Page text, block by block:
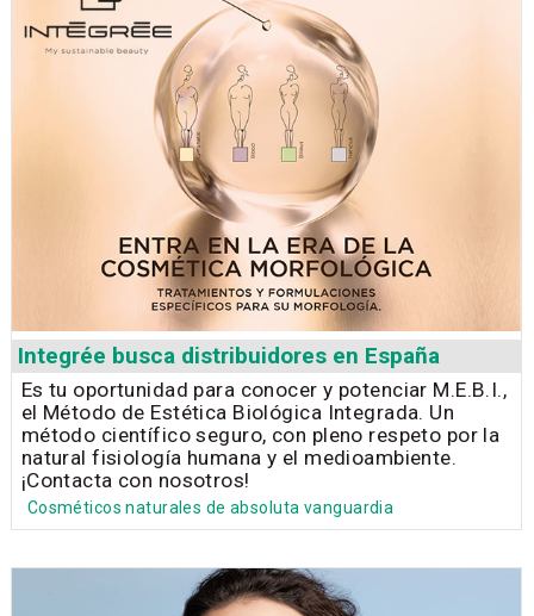
Integrée busca distribuidores en España
Es tu oportunidad para conocer y potenciar M.E.B.I.,
el Método de Estética Biológica Integrada. Un
método científico seguro, con pleno respeto por la
natural fisiología humana y el medioambiente.
¡Contacta con nosotros!
Cosméticos naturales de absoluta vanguardia